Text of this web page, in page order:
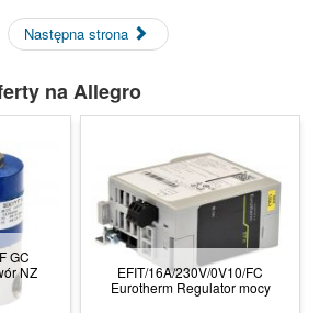
Następna strona
na Allegro
GC
NZ
EFIT/16A/230V/0V10/FC
Eurotherm Regulator mocy